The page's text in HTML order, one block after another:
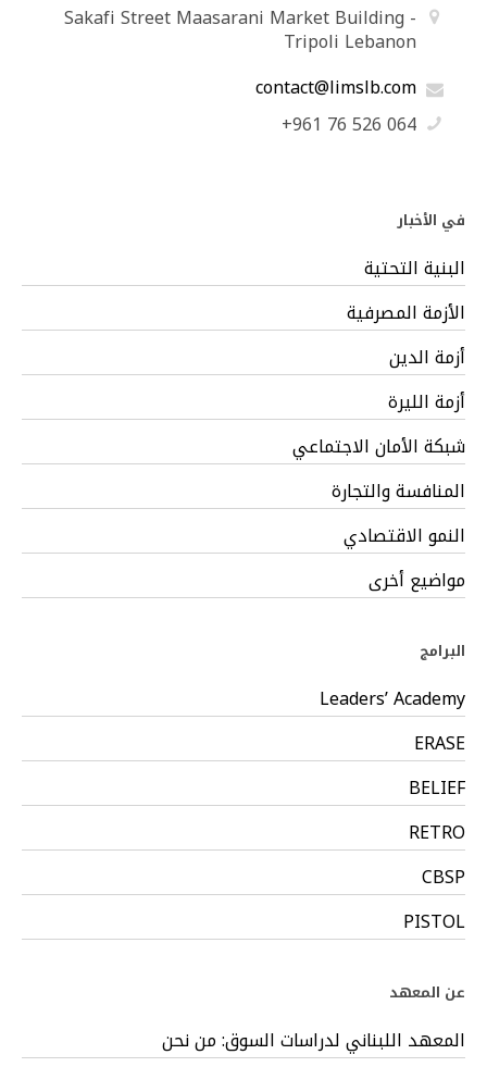
Sakafi Street Maasarani Market Building -
Tripoli Lebanon
contact@limslb.com
+961 76 526 064
في الأخبار
البنية التحتية
الأزمة المصرفية
أزمة الدين
أزمة الليرة
شبكة الأمان الاجتماعي
المنافسة والتجارة
النمو الاقتصادي
مواضيع أخرى
البرامج
Leaders’ Academy
ERASE
BELIEF
RETRO
CBSP
PISTOL
عن المعهد
المعهد اللبناني لدراسات السوق: من نحن